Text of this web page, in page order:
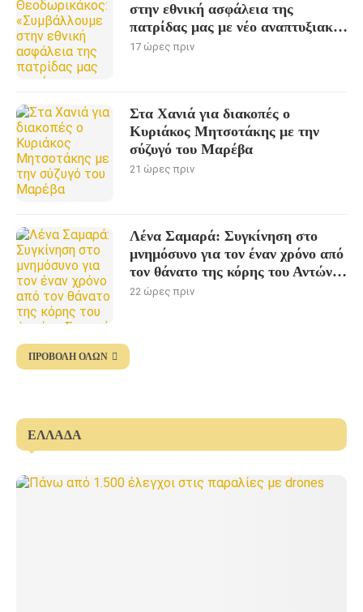
στην εθνική ασφάλεια της
πατρίδας μας με νέο αναπτυξιακό
καθεστώς για την Άμυνα»
17 ώρες πριν
Στα Χανιά για διακοπές ο
Κυριάκος Μητσοτάκης με την
σύζυγό του Μαρέβα
21 ώρες πριν
Λένα Σαμαρά: Συγκίνηση στο
μνημόσυνο για τον έναν χρόνο από
τον θάνατο της κόρης του Αντώνη
Σαμαρά
22 ώρες πριν
ΠΡΟΒΟΛΉ ΌΛΩΝ
ΕΛΛΆΔΑ